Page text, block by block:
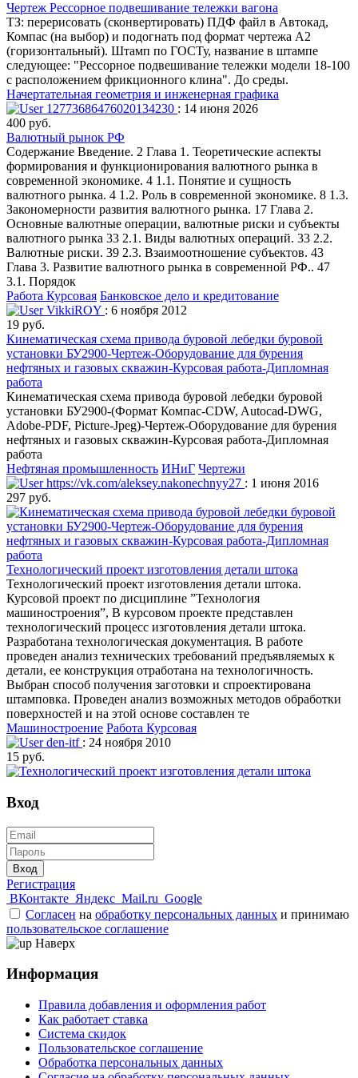
Чертеж Рессорное подвешивание тележки вагона
ТЗ: перерисовать (сконвертировать) ПДФ файл в Автокад,
Компас (на выбор) и подогнать под формат чертежа А2
(горизонтальный). Штамп по ГОСТу, название в штампе
следующее: "Рессорное подвешивание тележки модели 18-100
с расположением фрикционного клина". До среды.
Начертательная геометрия и инженерная графика
12773686476020134230 : 14 июня 2026
400 руб.
Валютный рынок РФ
Содержание Введение. 2 Глава 1. Теоретические аспекты
формирования и функционирования валютного рынка в
современной экономике. 4 1.1. Понятие и сущность
валютного рынка. 4 1.2. Роль в современной экономике. 8 1.3.
Закономерности развития валютного рынка. 17 Глава 2.
Основные валютные операции, валютные риски и субъекты
валютного рынка 33 2.1. Виды валютных операций. 33 2.2.
Валютные риски. 39 2.3. Взаимоотношение субъектов. 43
Глава 3. Развитие валютного рынка в современной РФ.. 47
3.1. Порядок
Работа Курсовая Банковское дело и кредитование
VikkiROY : 6 ноября 2012
19 руб.
Кинематическая схема привода буровой лебедки буровой
установки БУ2900-Чертеж-Оборудование для бурения
нефтяных и газовых скважин-Курсовая работа-Дипломная
работа
Кинематическая схема привода буровой лебедки буровой
установки БУ2900-(Формат Компас-CDW, Autocad-DWG,
Adobe-PDF, Picture-Jpeg)-Чертеж-Оборудование для бурения
нефтяных и газовых скважин-Курсовая работа-Дипломная
работа
Нефтяная промышленность ИНиГ Чертежи
https://vk.com/aleksey.nakonechnyy27 : 1 июня 2016
297 руб.
Технологический проект изготовления детали штока
Технологический проект изготовления детали штока.
Курсовой проект по дисциплине ”Технология
машиностроения”, В курсовом проекте представлен
технологический процесс изготовления детали штока.
Разработана технологическая документация. В работе
проведен анализ технических требований предъявляемых к
детали, ее конструкция отработана на технологичность.
Выбран способ получения заготовки и спроектирована
штамповка. Проведен анализ возможных методов обработки
поверхностей и на этой основе составлен те
Машиностроение Работа Курсовая
den-itf : 24 ноября 2010
15 руб.
Вход
Вход
Регистрация
ВКонтакте Яндекс Mail.ru Google
Согласен на обработку персональных данных и принимаю
пользовательское соглашение
Наверх
Информация
Правила добавления и оформления работ
Как работает ставка
Система скидок
Пользовательское соглашение
Обработка персональных данных